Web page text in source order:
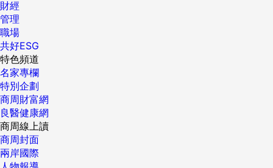
當中，是否有讓你覺得值得尊敬的人？ ＊本文摘錄自春天出版
《職業生涯不留遺憾的40歲後的工作術》 {DS_BOX_36963}
財經
管理
職場
共好ESG
特色頻道
名家專欄
特別企劃
商周財富網
良醫健康網
商周線上讀
商周封面
兩岸國際